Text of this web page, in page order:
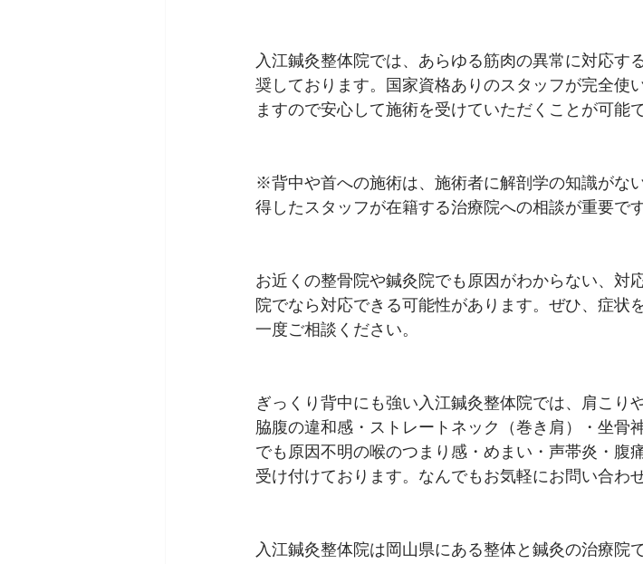
入江鍼灸整体院では、あらゆる筋肉の異常に対応す
奨しております。国家資格ありのスタッフが完全使
ますので安心して施術を受けていただくことが可能で
※背中や首への施術は、施術者に解剖学の知識がな
得したスタッフが在籍する治療院への相談が重要です
お近くの整骨院や鍼灸院でも原因がわからない、対
院でなら対応できる可能性があります。ぜひ、症状
一度ご相談ください。
ぎっくり背中にも強い入江鍼灸整体院では、肩こり
脇腹の違和感・ストレートネック（巻き肩）・坐骨
でも原因不明の喉のつまり感・めまい・声帯炎・腹
受け付けております。なんでもお気軽にお問い合わ
入江鍼灸整体院は岡山県にある整体と鍼灸の治療院で